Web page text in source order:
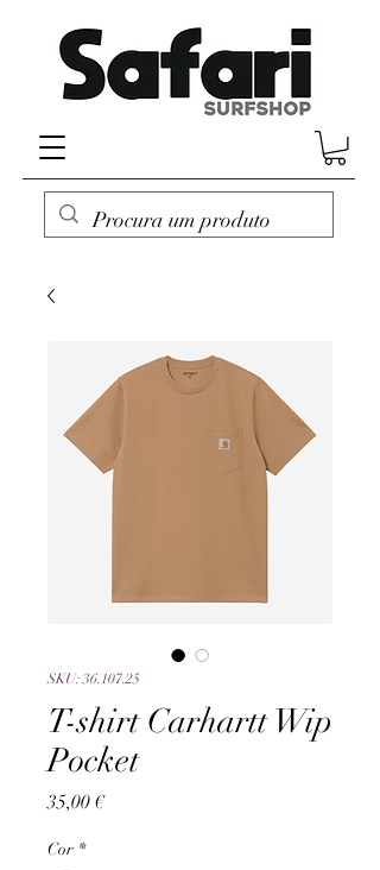
SKU: 36.107.25
T-shirt Carhartt Wip
Pocket
35,00 €Preço
Cor *